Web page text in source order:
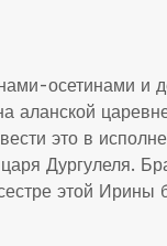
осетинами и
аланской
это в
Дургулеля.
этой